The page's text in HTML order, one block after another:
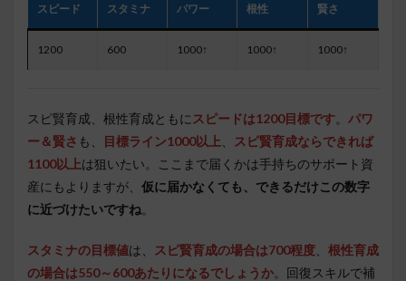
スピード スタミナ パワー 根性 賢さ
1200 600 1000↑ 1000↑ 1000↑
スピ賢育成、根性育成ともに スピードは1200目標です。 パワ
ー＆賢さ も、 目標ライン1000以上
スピ賢育成ならできれば
1100以上は狙いたい。ここまで届くかは手持ちのサポート資
産にもよりますが、 仮に届かなくても、できるだけこの数字
に近づけたいですね。
スタミナの目標値は、 スピ賢育成の場合は700程度
根性育成
の場合は550～600あたりになるでしょうか。回復スキルで補